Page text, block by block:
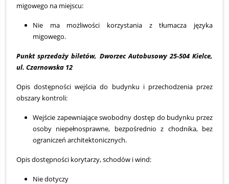
migowego na miejscu:
Nie ma możliwości korzystania z tłumacza języka
migowego.
Punkt sprzedaży biletów, Dworzec Autobusowy 25-504 Kielce,
ul. Czarnowska 12
Opis dostępności wejścia do budynku i przechodzenia przez
obszary kontroli:
Wejście zapewniające swobodny dostęp do budynku przez
osoby niepełnosprawne, bezpośrednio z chodnika, bez
ograniczeń architektonicznych.
Opis dostępności korytarzy, schodów i wind:
Nie dotyczy